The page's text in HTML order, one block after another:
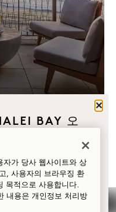
랑
닫기
BAY 오
웰니스
골프
자가 당사 웹사이트와 상
, 사용자의 브라우징 환
목적으로 사용합니다.
내용은 개인정보 처리방